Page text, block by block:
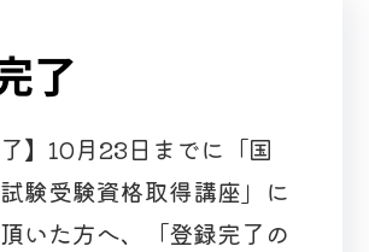
了
了】10月23日までに「国
験受験資格取得講座」に
いた方へ、「登録完了の